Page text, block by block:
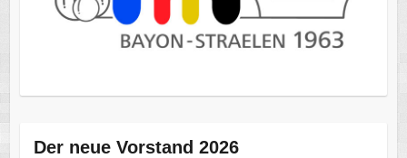
Der neue Vorstand 2026